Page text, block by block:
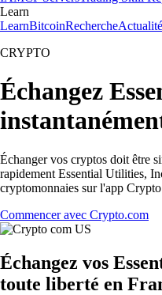
Learn
LearnBitcoinRecherche
CRYPTO
Échangez
Échanger vos cryptos doit être
rapidement Essential Utilities,
cryptomonnaies sur l'app
Commencer avec Crypto.com
Échangez vos
toute liberté en